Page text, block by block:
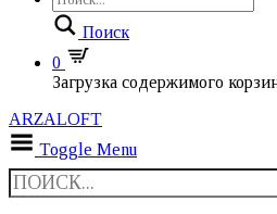
Поиск
0
Загрузка содержимого
ARZALOFT
Toggle Menu